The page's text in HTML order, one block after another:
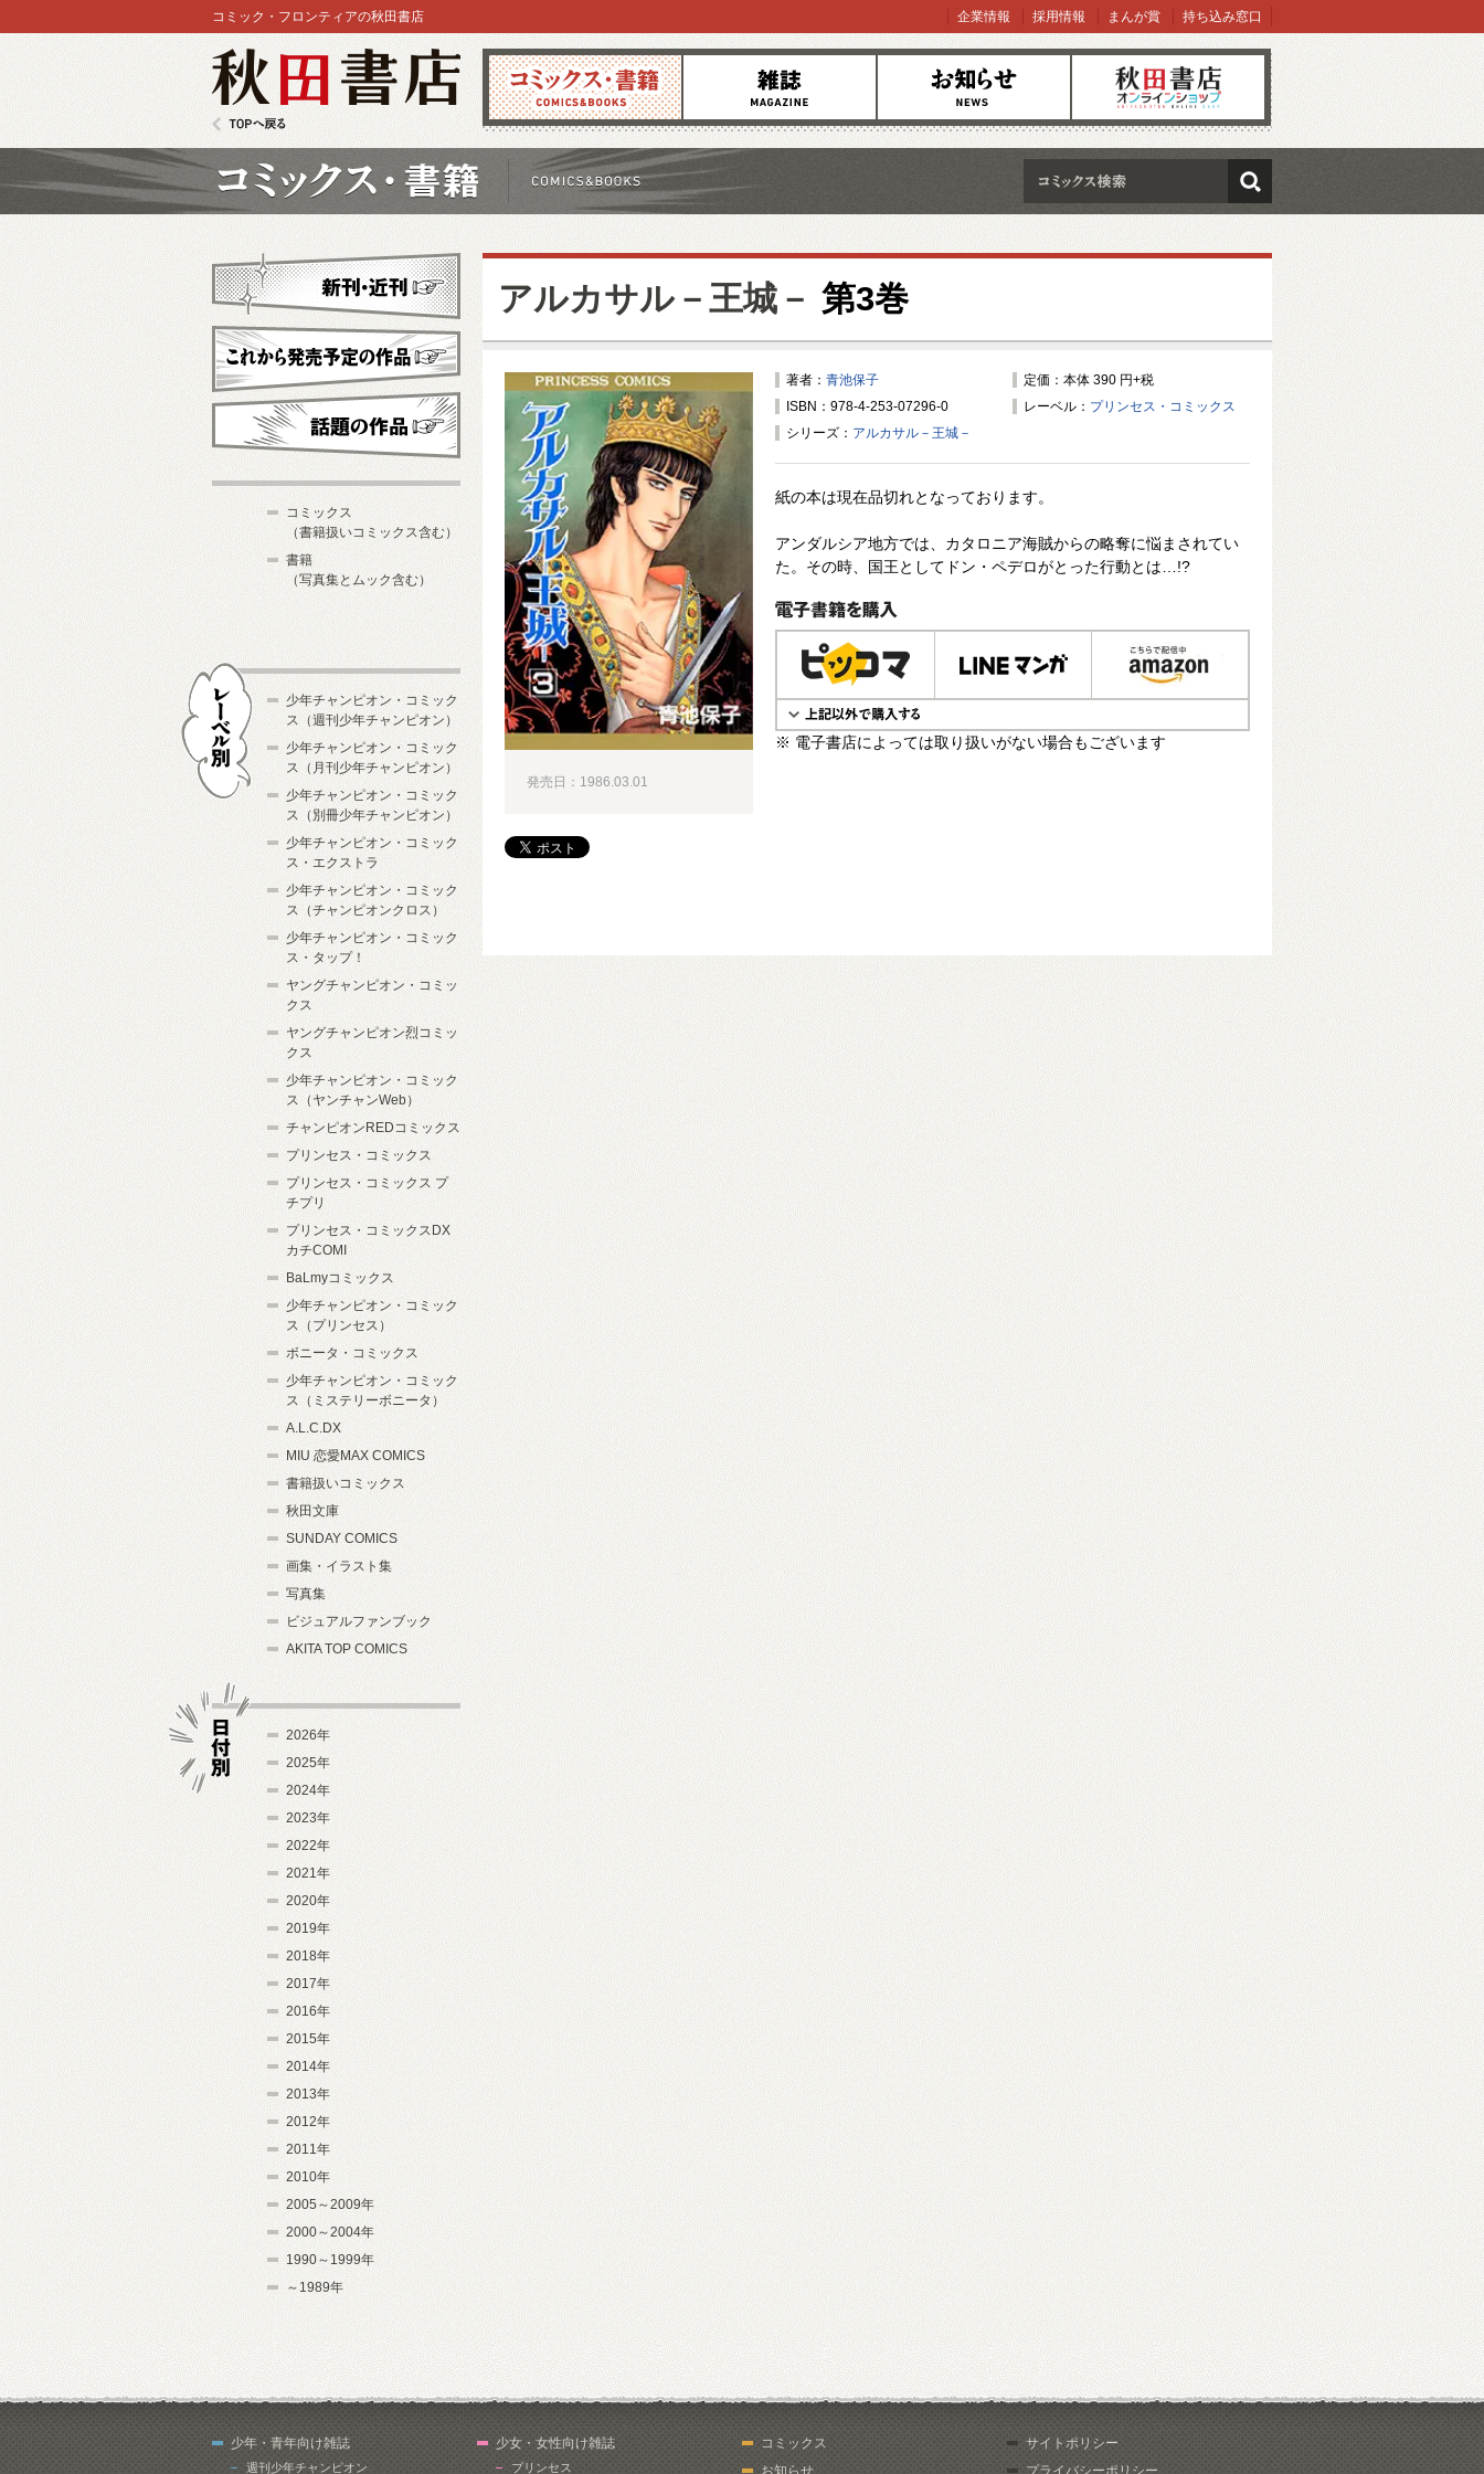
コミックス 雑誌 お知らせ オンラインショップ
コミック・フロンティアの秋田書店 企業情報 採用情報 まんが賞 持ち込み窓口
検索
アルカサル－王城－ 第3巻
著者： 青池保子
定価：本体 390 円+税
ISBN：978-4-253-07296-0
レーベル： プリンセス・コミックス
シリーズ： アルカサル－王城－
紙の本は現在品切れとなっております。
アンダルシア地方では、カタロニア海賊からの略奪に悩まされてい
た。その時、国王としてドン・ペデロがとった行動とは…!?
電子書籍で購入
※ 電子書店によっては取り扱いがない場合もございます
発売日：1986.03.01
新刊・近刊
これから発売予定
コミックス
（書籍扱いコミックス含む）
書籍
（写真集とムック含む）
少年チャンピオン・コミック
ス（週刊少年チャンピオン）
少年チャンピオン・コミック
ス（月刊少年チャンピオン）
少年チャンピオン・コミック
ス（別冊少年チャンピオン）
少年チャンピオン・コミック
ス・エクストラ
少年チャンピオン・コミック
ス（チャンピオンクロス）
少年チャンピオン・コミック
ス・タップ！
ヤングチャンピオン・コミッ
クス
ヤングチャンピオン烈コミッ
クス
少年チャンピオン・コミック
ス（ヤンチャンWeb）
チャンピオンREDコミックス
プリンセス・コミックス
プリンセス・コミックス プ
チプリ
プリンセス・コミックスDX
カチCOMI
BaLmyコミックス
少年チャンピオン・コミック
ス（プリンセス）
ボニータ・コミックス
少年チャンピオン・コミック
ス（ミステリーボニータ）
A.L.C.DX
MIU 恋愛MAX COMICS
書籍扱いコミックス
秋田文庫
SUNDAY COMICS
画集・イラスト集
写真集
ビジュアルファンブック
AKITA TOP COMICS
2026年
2025年
2024年
2023年
2022年
2021年
2020年
2019年
2018年
2017年
2016年
2015年
2014年
2013年
2012年
2011年
2010年
2005～2009年
2000～2004年
1990～1999年
～1989年
少年・青年向け雑誌
週刊少年チャンピオン
少女・女性向け雑誌
プリンセス
コミックス
お知らせ
サイトポリシー
プライバシーポリシー